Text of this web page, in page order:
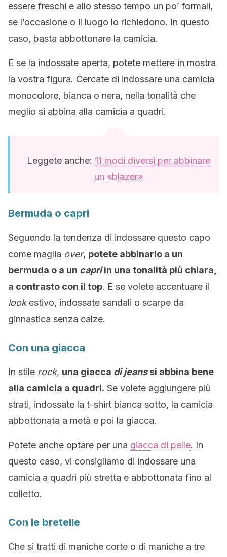
essere freschi e allo stesso tempo un po’ formali,
se l’occasione o il luogo lo richiedono. In questo
caso, basta abbottonare la camicia.
E se la indossate aperta, potete mettere in mostra
la vostra figura. Cercate di indossare una camicia
monocolore, bianca o nera, nella tonalità che
meglio si abbina alla camicia a quadri.
Leggete anche: 11 modi diversi per abbinare
un «blazer»
Bermuda o capri
Seguendo la tendenza di indossare questo capo
come maglia over, potete abbinarlo a un
bermuda o a un capriin una tonalità più chiara,
a contrasto con il top. E se volete accentuare il
lookestivo, indossate sandali o scarpe da
ginnastica senza calze.
Con una giacca
In stile rock, una giacca di jeanssi abbina bene
alla camicia a quadri. Se volete aggiungere più
strati, indossate la t-shirt bianca sotto, la camicia
abbottonata a metà e poi la giacca.
Potete anche optare per una giacca di pelle. In
questo caso, vi consigliamo di indossare una
camicia a quadri più stretta e abbottonata fino al
colletto.
Con le bretelle
Che si tratti di maniche corte o di maniche a tre